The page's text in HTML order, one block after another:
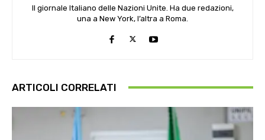
Il giornale Italiano delle Nazioni Unite. Ha due redazioni,
una a New York, l’altra a Roma.
ARTICOLI CORRELATI